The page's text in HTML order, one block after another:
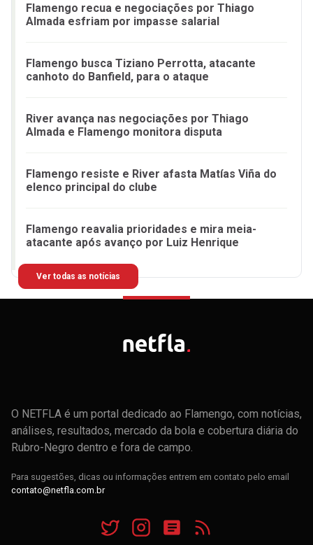
Flamengo recua e negociações por Thiago
Almada esfriam por impasse salarial
Flamengo busca Tiziano Perrotta, atacante
canhoto do Banfield, para o ataque
River avança nas negociações por Thiago
Almada e Flamengo monitora disputa
Flamengo resiste e River afasta Matías Viña do
elenco principal do clube
Flamengo reavalia prioridades e mira meia-
atacante após avanço por Luiz Henrique
Ver todas as notícias
O NETFLA é um portal dedicado ao Flamengo, com notícias,
análises, resultados, mercado da bola e cobertura diária do
Rubro-Negro dentro e fora de campo.
Para sugestões, dicas ou informações entrem em contato pelo email
contato@netfla.com.br